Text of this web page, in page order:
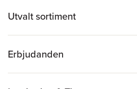
Utvalt sortiment
Erbjudanden